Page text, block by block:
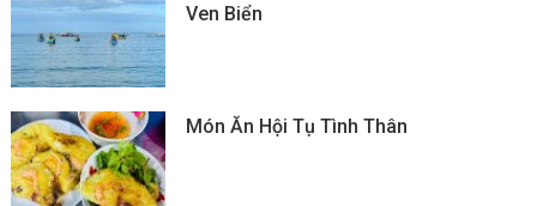
Ven Biển
Món Ăn Hội Tụ Tình Thân